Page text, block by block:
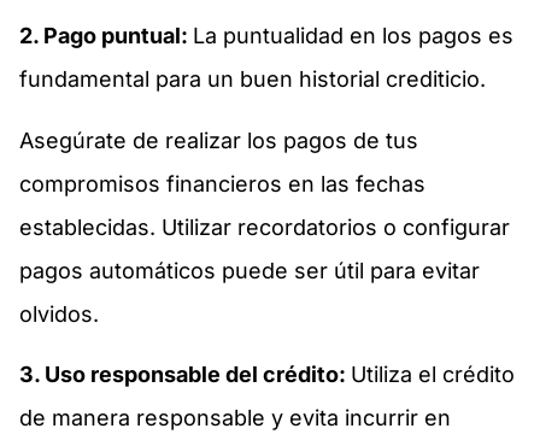
2. Pago puntual: La puntualidad en los pagos es
fundamental para un buen historial crediticio.
Asegúrate de realizar los pagos de tus
compromisos financieros en las fechas
establecidas. Utilizar recordatorios o configurar
pagos automáticos puede ser útil para evitar
olvidos.
3. Uso responsable del crédito: Utiliza el crédito
de manera responsable y evita incurrir en